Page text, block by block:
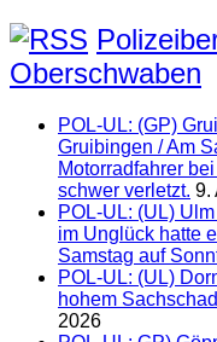
Oberschwaben
POL-UL: (GP)
Gruibingen / Am
Motorradfahrer
schwer verletzt. 9.
POL-UL: (UL)
im Unglück hatte
Samstag auf
POL-UL: (UL)
hohem
2026